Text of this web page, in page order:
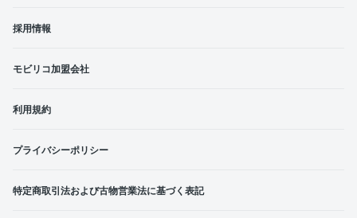
採用情報
モビリコ加盟会社
利用規約
プライバシーポリシー
特定商取引法および古物営業法に基づく表記